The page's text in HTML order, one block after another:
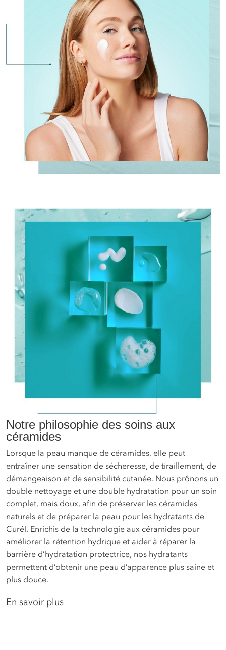
Notre philosophie des soins aux
céramides
Lorsque la peau manque de céramides, elle peut
entraîner une sensation de sécheresse, de tiraillement, de
démangeaison et de sensibilité cutanée. Nous prônons un
double nettoyage et une double hydratation pour un soin
complet, mais doux, afin de préserver les céramides
naturels et de préparer la peau pour les hydratants de
Curél. Enrichis de la technologie aux céramides pour
améliorer la rétention hydrique et aider à réparer la
barrière d’hydratation protectrice, nos hydratants
permettent d’obtenir une peau d’apparence plus saine et
plus douce.
En savoir plus